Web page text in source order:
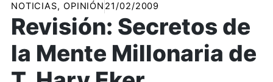
NOTICIAS, OPINIÓN 21/02/2009
Revisión: Secretos de
la Mente Millonaria de